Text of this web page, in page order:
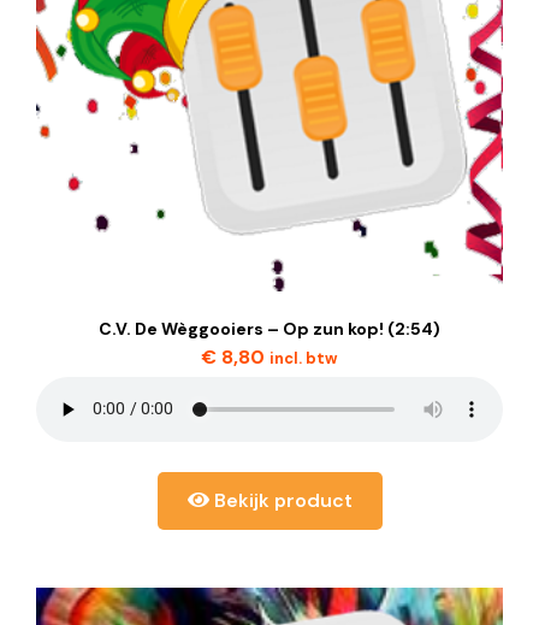
C.V. De Wèggooiers – Op zun kop! (2:54)
€ 8,80 incl. btw
Bekijk product